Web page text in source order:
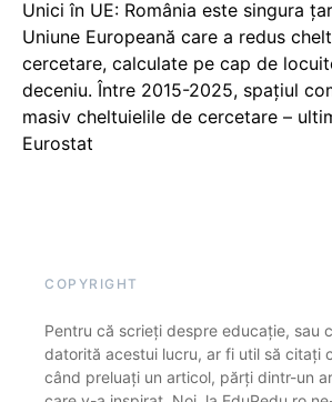
Unici în UE: România este singura
Uniune Europeană care a redus
cercetare, calculate pe cap de
deceniu. Între 2015-2025, spațiul
masiv cheltuielile de cercetare –
Eurostat
COPYRIGHT
Pentru că scrieți despre educație, sau
datorită acestui lucru, ar fi util să citați
când preluați un articol, părți dintr-un